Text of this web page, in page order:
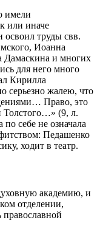
имели
или иначе
освоил труды свв.
Иоанна
Дамаскина и многих
для него много
Кирилла
серьезно жалею, что
Право, это
Толстого…» (9, л.
себе не означала
Педашенко
ходит в театр.
академию, и
отделении,